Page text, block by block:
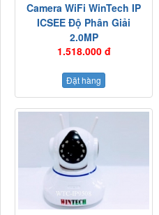
Camera WiFi WinTech IP
ICSEE Độ Phân Giải
2.0MP
1.518.000 đ
Đặt hàng